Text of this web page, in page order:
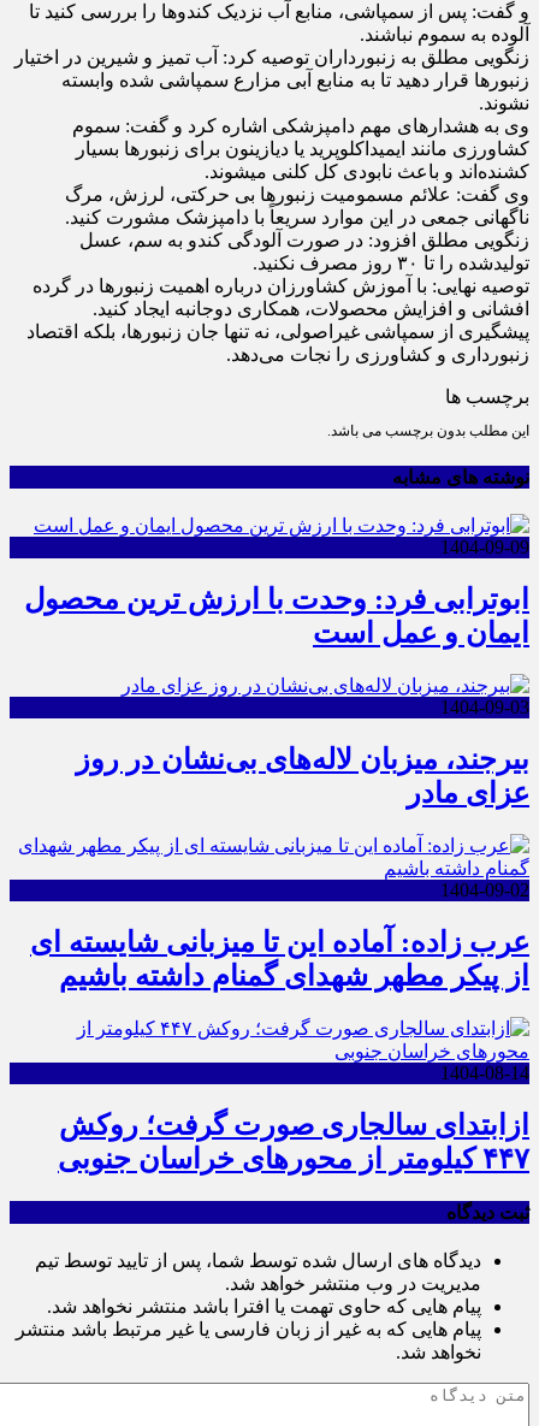
و گفت: پس از سمپاشی، منابع آب نزدیک کندو‌ها را بررسی کنید تا
آلوده به سموم نباشند.
زنگویی مطلق به زنبورداران توصیه کرد: آب تمیز و شیرین در اختیار
زنبور‌ها قرار دهید تا به منابع آبی مزارع سمپاشی شده وابسته
نشوند.
وی به هشدار‌های مهم دامپزشکی اشاره کرد و گفت: سموم
کشاورزی مانند ایمیداکلوپرید یا دیازینون برای زنبور‌ها بسیار
کشنده‌اند و باعث نابودی کل کلنی میشوند.
وی گفت: علائم مسمومیت زنبور‌ها بی حرکتی، لرزش، مرگ
ناگهانی جمعی در این موارد سریعاً با دامپزشک مشورت کنید.
زنگویی مطلق افزود: در صورت آلودگی کندو به سم، عسل
تولیدشده را تا ۳۰ روز مصرف نکنید.
توصیه نهایی: با آموزش کشاورزان درباره اهمیت زنبور‌ها در گرده
افشانی و افزایش محصولات، همکاری دوجانبه ایجاد کنید.
پیشگیری از سمپاشی غیراصولی، نه تنها جان زنبورها، بلکه اقتصاد
زنبورداری و کشاورزی را نجات می‌دهد.
برچسب ها
این مطلب بدون برچسب می باشد.
نوشته های مشابه
1404-09-09
ابوترابی فرد: وحدت با ارزش ترین محصول
ایمان و عمل است
1404-09-03
بیرجند، میزبان لاله‌های بی‌نشان در روز
عزای مادر
1404-09-02
عرب زاده: آماده این تا میزبانی شایسته ای
از پیکر مطهر شهدای گمنام داشته باشیم
1404-08-14
ازابتدای سالجاری صورت گرفت؛ روکش
۴۴۷ کیلومتر از محورهای خراسان جنوبی
ثبت دیدگاه
دیدگاه های ارسال شده توسط شما، پس از تایید توسط تیم
مدیریت در وب منتشر خواهد شد.
پیام هایی که حاوی تهمت یا افترا باشد منتشر نخواهد شد.
پیام هایی که به غیر از زبان فارسی یا غیر مرتبط باشد منتشر
نخواهد شد.